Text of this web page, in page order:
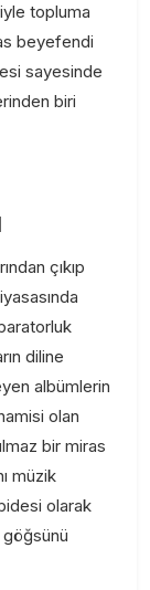
topluma
beyefendi
sayesinde
biri
çıkıp
diline
albümlerin
olan
bir miras
müzik
olarak